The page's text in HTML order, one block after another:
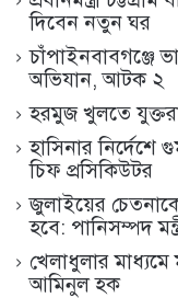
দিবেন নতুন ঘর
চাঁপাইনবাবগঞ্জে
অভিযান, আটক ২
হরমুজ খুলতে
হাসিনার
চিফ প্রসিকিউটর
জুলাইয়ের
হবে: পানিসম্পদ
খেলাধুলার
আমিনুল হক